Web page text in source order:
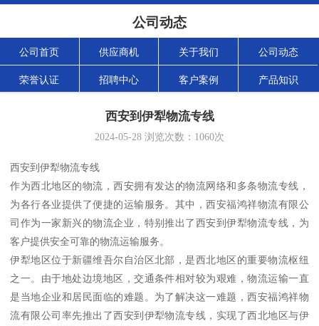
公司动态
公司首页 供应商机 关于我们 公司动态
荣誉认证 招聘中心 客户案例 产品知识
西安到伊犁物流专线
2024-05-28 浏览次数： 1060次
西安到伊犁物流专线
作为西北地区的物流，西安拥有发达的物流网络和多条物流专线，
为各行各业提供了便捷的运输服务。其中，西安福鸿祥物流有限公
司作为一家新兴的物流企业，特别推出了西安到伊犁物流专线，为
客户提供安全可靠的物流运输服务。
伊犁地区位于新疆维吾尔自治区北部，是西北地区的重要物流枢纽
之一。由于地处边境地区，交通条件相对较为艰难，物流运输一直
是当地企业和居民面临的难题。为了解决这一难题，西安福鸿祥物
流有限公司率先推出了西安到伊犁物流专线，实现了西北地区与伊